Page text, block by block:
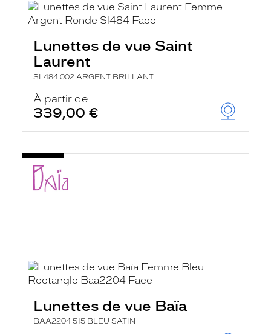
Lunettes de vue Saint
Laurent
SL484 002 ARGENT BRILLANT
À partir de
339,00 €
Lunettes de vue Baïa
BAA2204 515 BLEU SATIN